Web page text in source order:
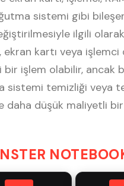
sistemi gibi
ilgili
ekran kartı veya işlemci
bir işlem olabilir, ancak
sistemi temizliği veya
daha düşük maliyetli